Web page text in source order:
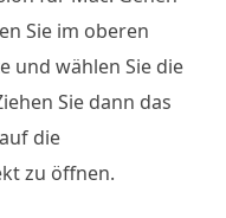
Sie im oberen
und wählen Sie die
Sie dann das
die
zu öffnen.